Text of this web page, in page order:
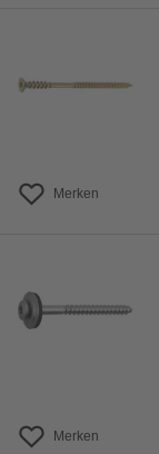
Merken
Merken